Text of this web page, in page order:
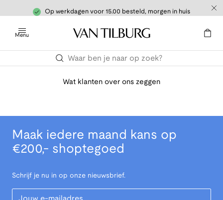
Op werkdagen voor 15.00 besteld, morgen in huis
Menu
Wat klanten over ons zeggen
Maak iedere maand kans op
€200,- shoptegoed
Schrijf je nu in op onze nieuwsbrief.
Your Email